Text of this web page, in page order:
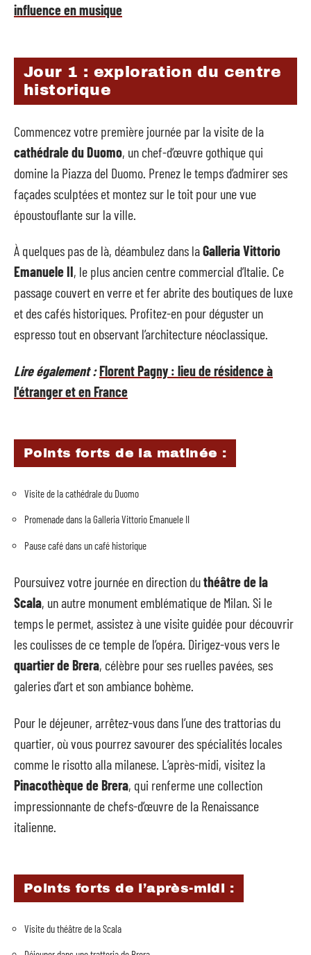
influence en musique
Jour 1 : exploration du centre
historique
Commencez votre première journée par la visite de la
cathédrale du Duomo, un chef-d’œuvre gothique qui
domine la Piazza del Duomo. Prenez le temps d’admirer ses
façades sculptées et montez sur le toit pour une vue
époustouflante sur la ville.
À quelques pas de là, déambulez dans laGalleria Vittorio
Emanuele II, le plus ancien centre commercial d’Italie. Ce
passage couvert en verre et fer abrite des boutiques de luxe
et des cafés historiques. Profitez-en pour déguster un
espresso tout en observant l’architecture néoclassique.
Lire également :Florent Pagny : lieu de résidence à
l'étranger et en France
Points forts de la matinée :
Visite de la cathédrale du Duomo
Promenade dans la Galleria Vittorio Emanuele II
Pause café dans un café historique
Poursuivez votre journée en direction duthéâtre de la
Scala, un autre monument emblématique de Milan. Si le
temps le permet, assistez à une visite guidée pour découvrir
les coulisses de ce temple de l’opéra. Dirigez-vous vers le
quartier de Brera, célèbre pour ses ruelles pavées, ses
galeries d’art et son ambiance bohème.
Pour le déjeuner, arrêtez-vous dans l’une des trattorias du
quartier, où vous pourrez savourer des spécialités locales
comme le risotto alla milanese. L’après-midi, visitez la
Pinacothèque de Brera, qui renferme une collection
impressionnante de chefs-d’œuvre de la Renaissance
italienne.
Points forts de l’après-midi :
Visite du théâtre de la Scala